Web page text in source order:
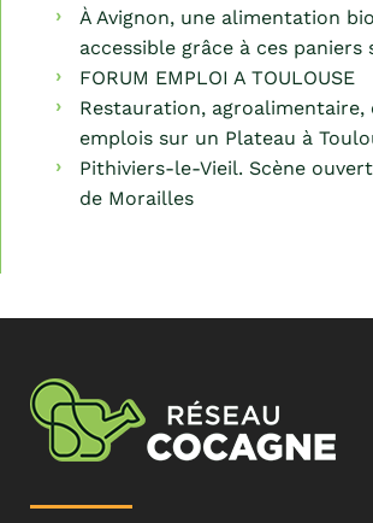
À Avignon, une alimentation
accessible grâce à ces paniers
FORUM EMPLOI A TOULOUSE
Restauration, agroalimentaire,
emplois sur un Plateau à
Pithiviers-le-Vieil. Scène
de Morailles